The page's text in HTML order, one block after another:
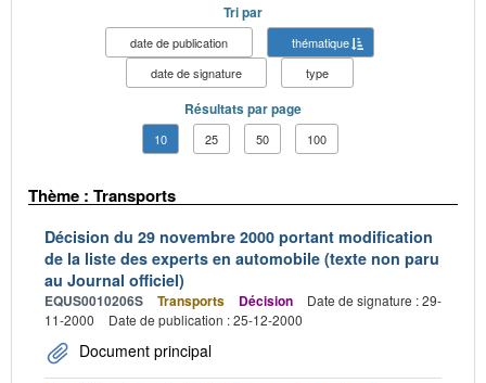
Tri par
date de publication
thématique
date de signature
type
Résultats par page
10 25 50 100
Thème : Transports
Décision du 29 novembre 2000 portant modification
de la liste des experts en automobile (texte non paru
au Journal officiel)
EQUS0010206S Transports Décision
Date de signature : 29-
11-2000
Date de publication : 25-12-2000
Document principal